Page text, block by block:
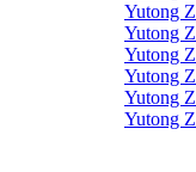
Yutong
Yutong
Yutong
Yutong
Yutong
Yutong